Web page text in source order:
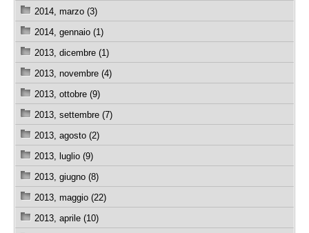
2014, marzo (3)
2014, gennaio (1)
2013, dicembre (1)
2013, novembre (4)
2013, ottobre (9)
2013, settembre (7)
2013, agosto (2)
2013, luglio (9)
2013, giugno (8)
2013, maggio (22)
2013, aprile (10)